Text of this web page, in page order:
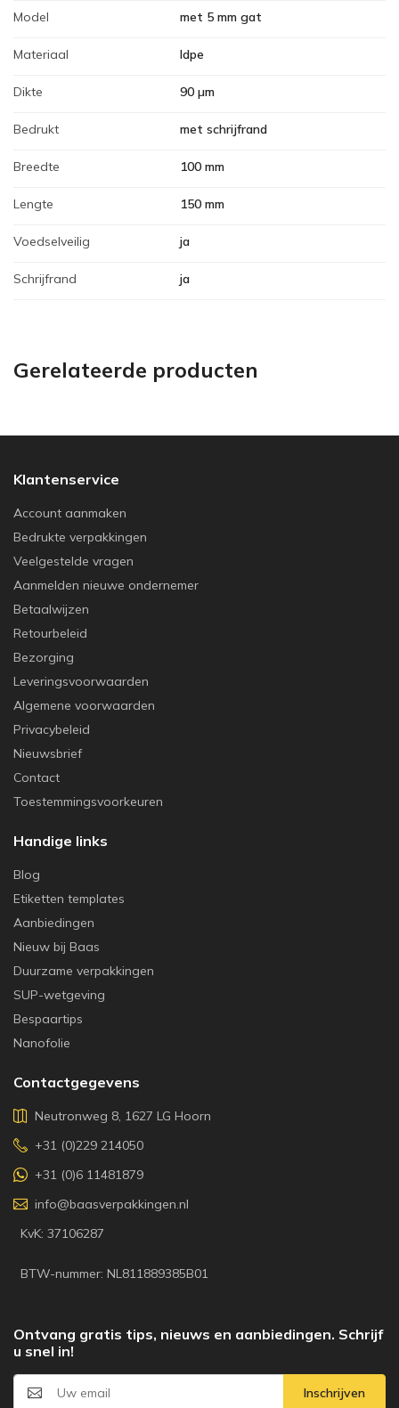
Model met 5 mm gat
Materiaal ldpe
Dikte 90 µm
Bedrukt met schrijfrand
Breedte 100 mm
Lengte 150 mm
Voedselveilig ja
Schrijfrand ja
Gerelateerde producten
Klantenservice
Account aanmaken
Bedrukte verpakkingen
Veelgestelde vragen
Aanmelden nieuwe ondernemer
Betaalwijzen
Retourbeleid
Bezorging
Leveringsvoorwaarden
Algemene voorwaarden
Privacybeleid
Nieuwsbrief
Contact
Toestemmingsvoorkeuren
Handige links
Blog
Etiketten templates
Aanbiedingen
Nieuw bij Baas
Duurzame verpakkingen
SUP-wetgeving
Bespaartips
Nanofolie
Contactgegevens
Neutronweg 8, 1627 LG Hoorn
+31 (0)229 214050
+31 (0)6 11481879
info@baasverpakkingen.nl
KvK: 37106287
BTW-nummer: NL811889385B01
Ontvang gratis tips, nieuws en aanbiedingen. Schrijf
u snel in!
Inschrijven